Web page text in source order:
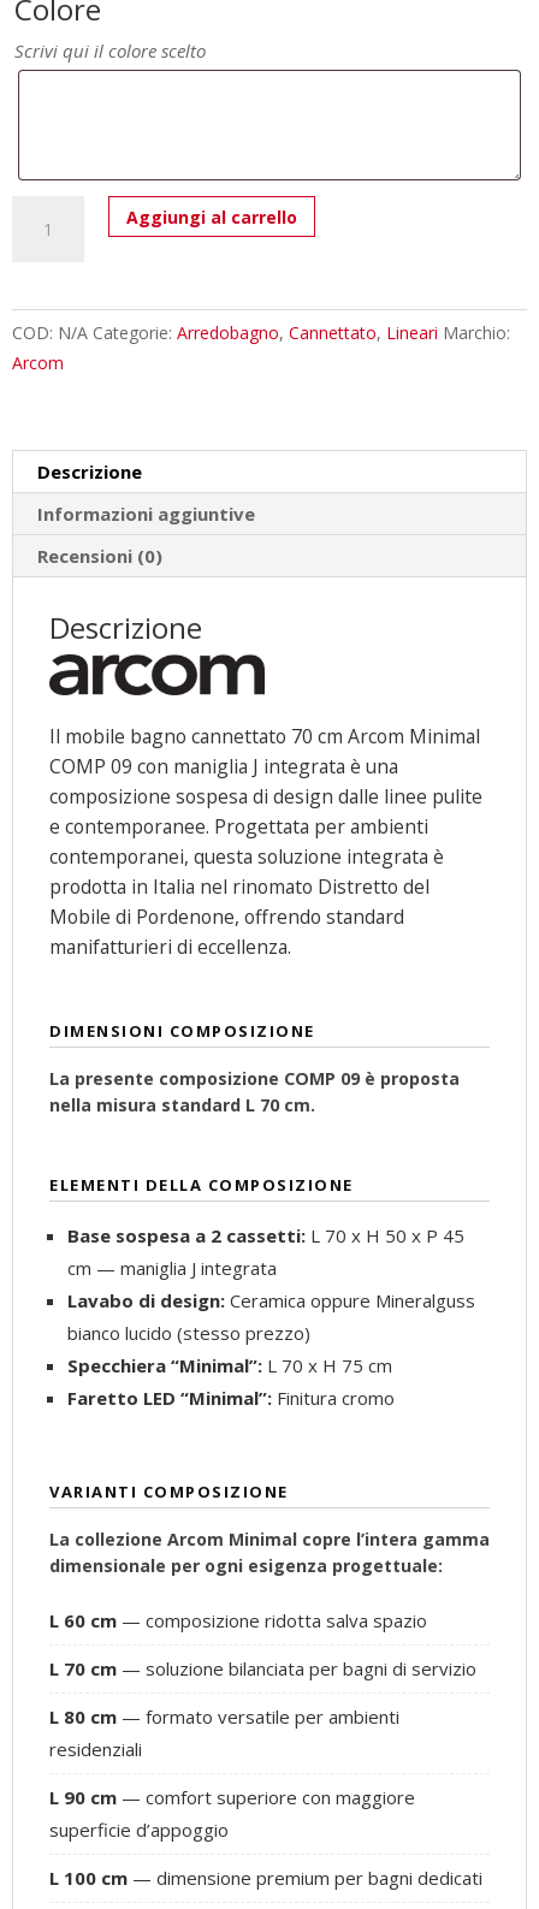
Colore
Scrivi qui il colore scelto
Bagno
cm
Sospeso
Arcom
Minimal
COMP
09
Aggiungi al carrello
COD: N/A Categorie: Arredobagno, Cannettato, Lineari Marchio:
Arcom
Descrizione
Informazioni aggiuntive
Recensioni (0)
Descrizione
Il mobile bagno cannettato 70 cm Arcom Minimal
COMP 09 con maniglia J integrata è una
composizione sospesa di design dalle linee pulite
e contemporanee. Progettata per ambienti
contemporanei, questa soluzione integrata è
prodotta in Italia nel rinomato Distretto del
Mobile di Pordenone, offrendo standard
manifatturieri di eccellenza.
DIMENSIONI COMPOSIZIONE
La presente composizione COMP 09 è proposta
nella misura standard L 70 cm.
ELEMENTI DELLA COMPOSIZIONE
Base sospesa a 2 cassetti: L 70 x H 50 x P 45
cm — maniglia J integrata
Lavabo di design: Ceramica oppure Mineralguss
bianco lucido (stesso prezzo)
Specchiera “Minimal”: L 70 x H 75 cm
Faretto LED “Minimal”: Finitura cromo
VARIANTI COMPOSIZIONE
La collezione Arcom Minimal copre l’intera gamma
dimensionale per ogni esigenza progettuale:
L 60 cm — composizione ridotta salva spazio
L 70 cm — soluzione bilanciata per bagni di servizio
L 80 cm — formato versatile per ambienti
residenziali
L 90 cm — comfort superiore con maggiore
superficie d’appoggio
L 100 cm — dimensione premium per bagni dedicati